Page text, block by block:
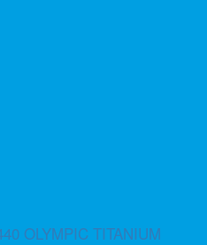
OLYMPIC TITANIUM